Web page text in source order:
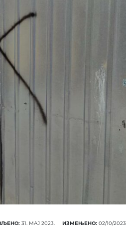
31. МАЈ 2023. ИЗМЕЊЕНО: 02/10/2023